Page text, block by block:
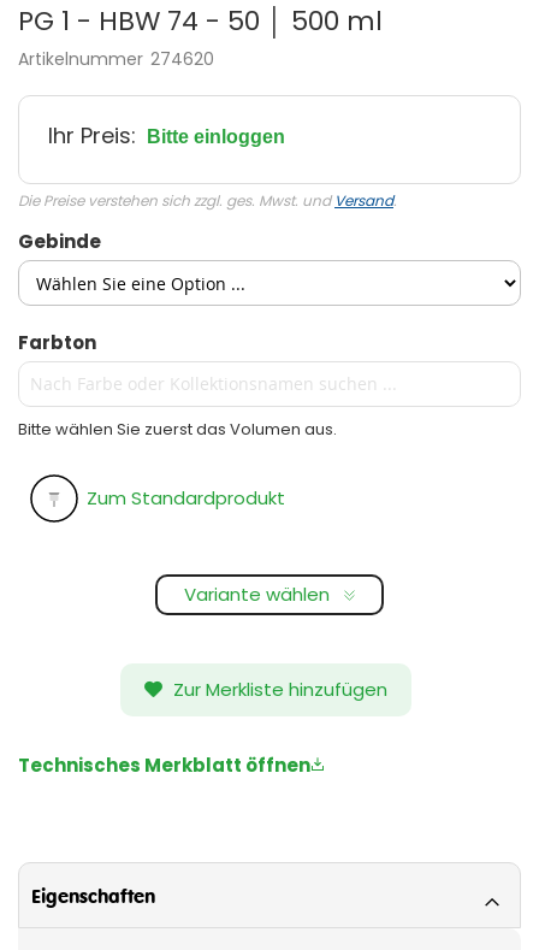
PG 1 - HBW 74 - 50 │ 500 ml
Artikelnummer 274620
Ihr Preis: Bitte einloggen
Die Preise verstehen sich zzgl. ges. Mwst. und Versand.
Gebinde
Farbton
Bitte wählen Sie zuerst das Volumen aus.
Zum Standardprodukt
Variante wählen
Zur Merkliste hinzufügen
Technisches Merkblatt öffnen
Eigenschaften